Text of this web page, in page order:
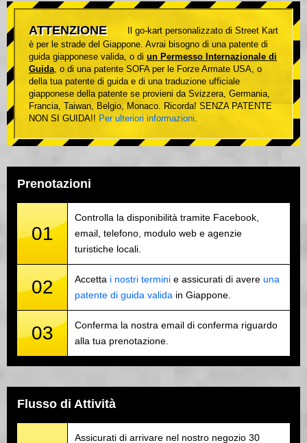
ATTENZIONE
Il go-kart personalizzato di Street Kart
è per le strade del Giappone. Avrai bisogno di una patente di
guida giapponese valida, o di un Permesso Internazionale di
Guida, o di una patente SOFA per le Forze Armate USA, o
della tua patente di guida e di una traduzione ufficiale
giapponese della patente se provieni da Svizzera, Germania,
Francia, Taiwan, Belgio, Monaco. Ricorda! SENZA PATENTE
NON SI GUIDA!! Per ulteriori informazioni.
Prenotazioni
01
Controlla la disponibilità tramite Facebook,
email, telefono, modulo web e agenzie
turistiche locali.
02 Accetta i nostri termini e assicurati di avere una
patente di guida valida in Giappone.
03
Conferma la nostra email di conferma riguardo
alla tua prenotazione.
Flusso di Attività
Assicurati di arrivare nel nostro negozio 30